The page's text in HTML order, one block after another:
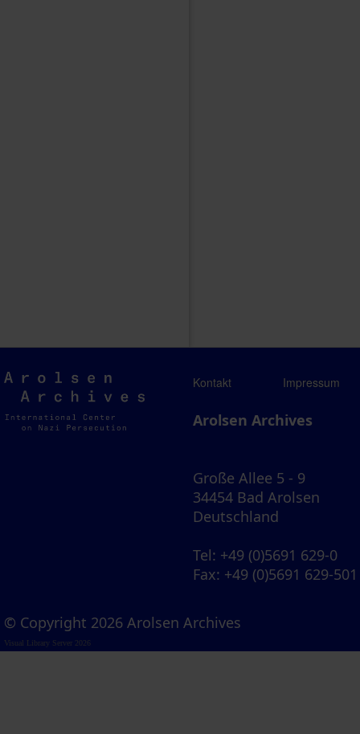
Arolsen
Archives
Kontakt Impressum
Arolsen Archives
Große Allee 5 - 9
34454 Bad Arolsen
Deutschland
Tel: +49 (0)5691 629-0
Fax: +49 (0)5691 629-501
© Copyright 2026 Arolsen Archives
Visual Library Server 2026